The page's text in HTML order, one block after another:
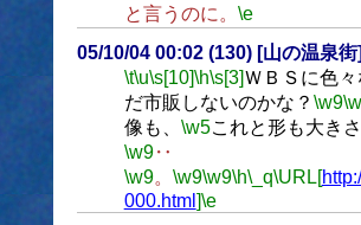
と言うのに。 \e
05/10/04 00:02 (130) [山の温泉街]
\t\u\s[10]\h\s[3]ＷＢＳに色々
だ市販しないのかな？ \w9
像も、 \w5これと形も大き
\w9‥
\w9。 \w9\w9\h\_q\URL[
000.html ]\e